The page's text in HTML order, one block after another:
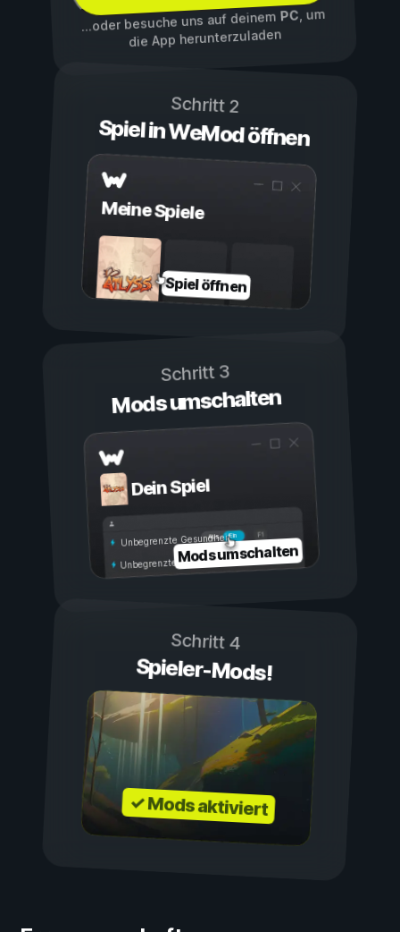
...oder besuche uns auf deinemPC, um
die App herunterzuladen
Schritt 2
Spiel in WeMod öffnen
Meine Spiele
Spiel öffnen
Schritt 3
Mods umschalten
Dein Spiel
Ein
Aus
Unbegrenzte Gesundheit
Unbegrenzte AusdauerMods umschalten
Schritt 4
Spieler-Mods!
✓ Mods aktiviert